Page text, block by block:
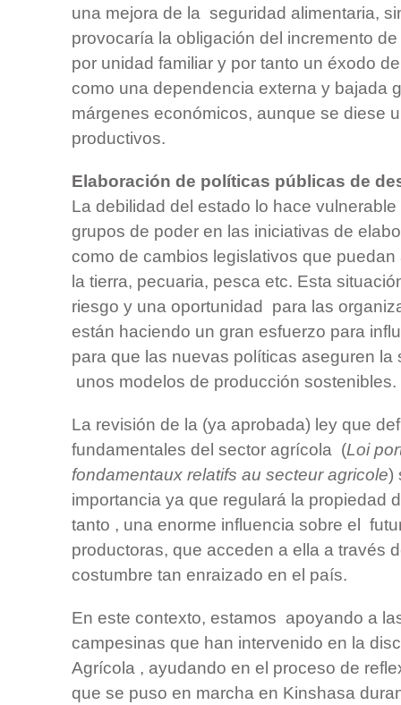
una mejora de la seguridad alimentaria,
provocaría la obligación del incremento
por unidad familiar y por tanto un éxodo
como una dependencia externa y bajada
márgenes económicos, aunque se diese
productivos.
Elaboración de políticas públicas de
La debilidad del estado lo hace
grupos de poder en las iniciativas de
como de cambios legislativos que
la tierra, pecuaria, pesca etc. Esta
riesgo y una oportunidad para las
están haciendo un gran esfuerzo para
para que las nuevas políticas aseguren
unos modelos de producción sostenibles.
La revisión de la (ya aprobada) ley que
fundamentales del sector agrícola (Loi
fondamentaux relatifs au secteur agricole)
importancia ya que regulará la propiedad
tanto , una enorme influencia sobre el
productoras, que acceden a ella a través
costumbre tan enraizado en el país.
En este contexto, estamos apoyando a
campesinas que han intervenido en la
Agrícola , ayudando en el proceso de
que se puso en marcha en Kinshasa